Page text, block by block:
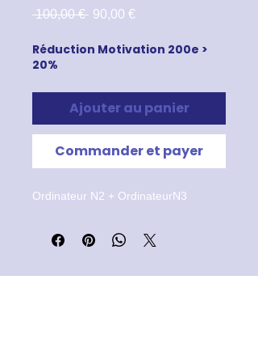
100,00 € Prix
90,00 €
Réduction Motivation 200e >
20%
Ajouter au panier
Commander et payer
Ordinateur N2 + OrdinateurN3